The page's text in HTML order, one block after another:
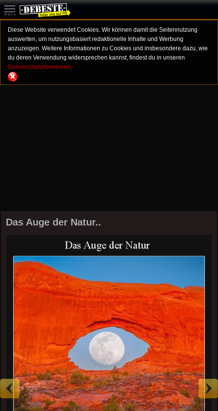
Diese Website verwendet Cookies. Wir können damit die Seitennutzung
auswerten, um nutzungsbasiert redaktionelle Inhalte und Werbung
anzuzeigen. Weitere Informationen zu Cookies und insbesondere dazu, wie
du deren Verwendung widersprechen kannst, findest du in unseren
Datenschutzhinweisen.
Das Auge der Natur..